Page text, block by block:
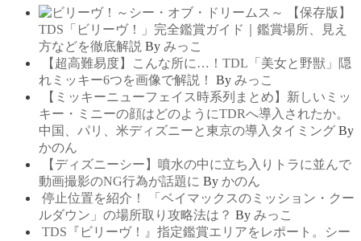
【保存版】
TDS「ビリーヴ！」完全鑑賞ガイド｜鑑賞場所、見え
方などを徹底解説 By みっこ
【超高難易度】こんな所に…！TDL「美女と野獣」隠
れミッキー6つを画像で解説！
By みっこ
【ミッキーニューフェイス時系列まとめ】新しいミッ
キー・ミニーの顔はどのようにTDRへ導入されたか。
中国、パリ、米ディズニーと東京の導入タイミング By
かのん
【ディズニーシー】噴水の中に立ち入りトラに並んで
動画撮影のNG行為が話題に By かのん
停止位置を紹介！ 「ベイマックスのミッション・クー
ルダウン」の場所取り攻略法は？ By みっこ
TDS『ビリーヴ！』指定鑑賞エリアをレポート。シー